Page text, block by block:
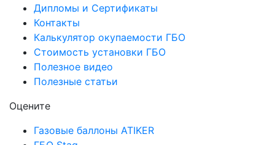
Дипломы и Сертификаты
Контакты
Калькулятор окупаемости ГБО
Стоимость установки ГБО
Полезное видео
Полезные статьи
Оцените
Газовые баллоны ATIKER